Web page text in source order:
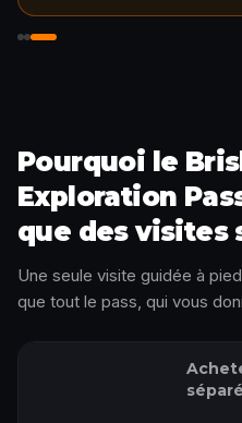
Pourquoi le
Exploration
que des visites
Une seule visite guidée à
que tout le pass, qui vous